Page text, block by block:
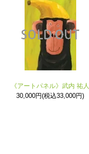
《アートパネル》武内 祐人
30,000円(税込33,000円)